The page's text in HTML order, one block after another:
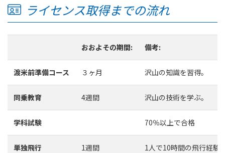
ライセンス取得までの流れ
おおよその期間: 備考:
渡米前準備コース ３ヶ月 沢山の知識を習得。
同乗教育 4週間 沢山の技術を学ぶ。
学科試験 70％以上で合格
単独飛行 1週間 1人で10時間の飛行経験